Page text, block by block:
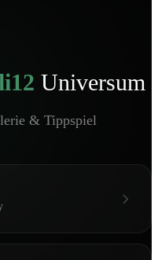
Universum
& Tippspiel